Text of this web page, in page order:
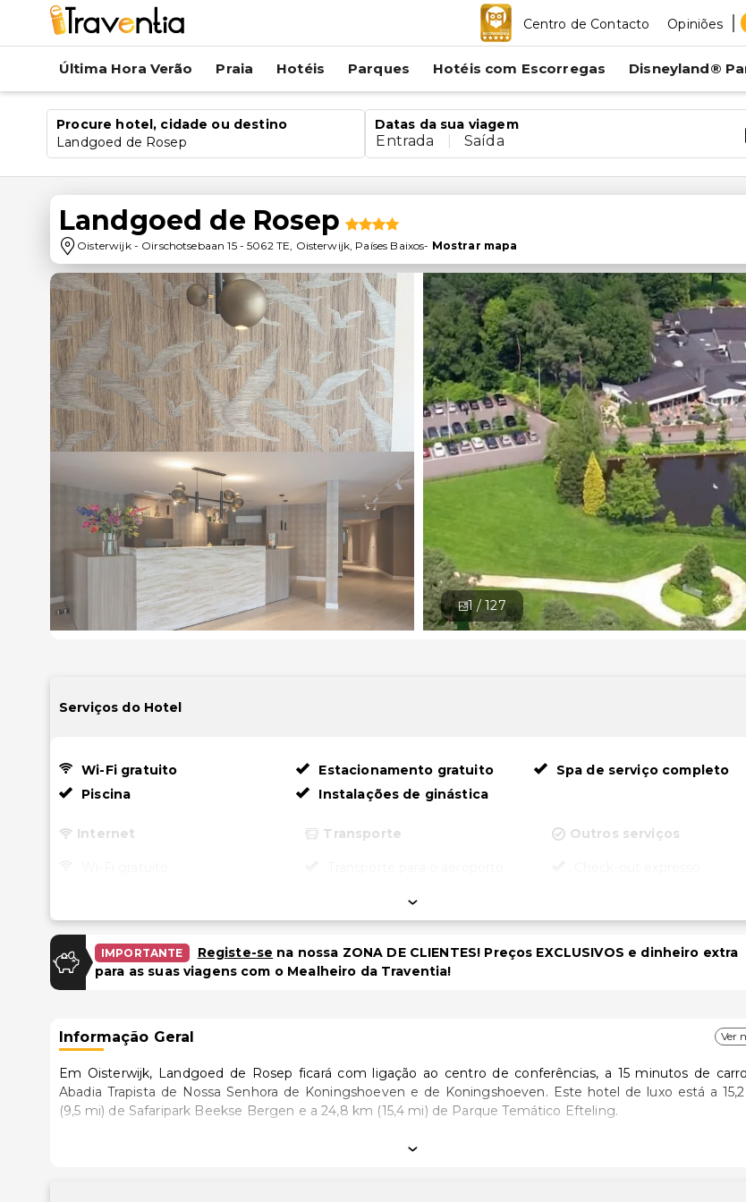
Centro de Contacto Opiniões
Última Hora Verão Praia Hotéis Parques Hotéis com Escorregas Disneyland®
Procure hotel, cidade ou destino
Landgoed de Rosep
Datas da sua viagem
Entrada Saída
Landgoed de Rosep
Oisterwijk- Oirschotsebaan 15-5062 TE, Oisterwijk, Países Baixos- Mostrar mapa
1 /127
Serviços do Hotel
Wi-Fi gratuito Estacionamento gratuito
Spa de serviço completo
Piscina
Instalações de ginástica
Internet
Estacionamento gratuito
Piscina e Bem-estar
Serviços de spa no local
Instalações
Transporte
Acessibilidade
Spa acessível para cadeira de
rodas
quartos selecionados)
Recepção acessível para
cadeira de rodas
Outros serviços
IMPORTANTE Registe-se na nossa ZONA DE CLIENTES! Preços EXCLUSIVOS e dinheiro extra
para as suas viagens com o Mealheiro da Traventia!
Informação Geral Ver
Em Oisterwijk, Landgoed de Rosep ficará com ligação ao centro de conferências, a 15 minutos de
Abadia Trapista de Nossa Senhora de Koningshoeven e de Koningshoeven. Este hotel de luxo está a 15,2 km
(9,5 mi) de Safaripark Beekse Bergen e a 24,8 km (15,4 mi) de Parque Temático Efteling.
Sinta-se em casa num dos 70 quartos, com um minibar e um televisor de ecrã plano. O acesso à internet